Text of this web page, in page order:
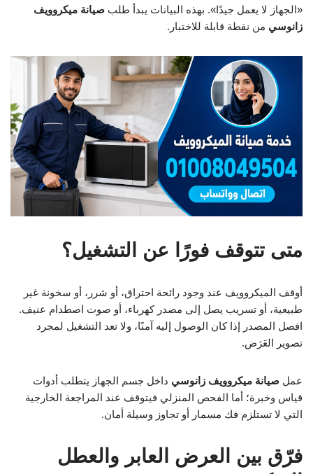
«الجهاز لا يعمل جيدًا». بهذه البيانات يبدأ طلب صيانة ميكروويف
زانوسي من نقطة قابلة للاختبار.
متى تتوقف فورًا عن التشغيل؟
أوقف الميكروويف عند وجود رائحة احتراق، أو شرر، أو سخونة غير
طبيعية، أو تسريب يصل إلى مصدر كهرباء، أو صوت اصطدام عنيف.
افصل المصدر إذا كان الوصول إليه آمنًا، ولا تعد التشغيل لمجرد
تصوير العَرَض.
عمل صيانة ميكروويف زانوسي داخل جسم الجهاز يتطلب أدوات
قياس وخبرة؛ أما الفحص المنزلي فيتوقف عند المراجعة الخارجية
التي لا تستلزم فك مسمار أو تجاوز وسيلة أمان.
فرّق بين العرض العابر والعطل